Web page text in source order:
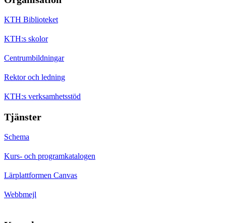
KTH Biblioteket
KTH:s skolor
Centrumbildningar
Rektor och ledning
KTH:s verksamhetsstöd
Tjänster
Schema
Kurs- och programkatalogen
Lärplattformen Canvas
Webbmejl